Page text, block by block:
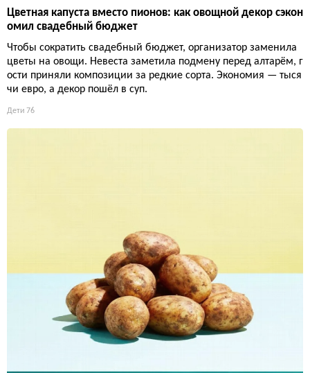
Цветная капуста вместо пионов: как овощной декор сэкон
омил свадебный бюджет
Чтобы сократить свадебный бюджет, организатор заменила
цветы на овощи. Невеста заметила подмену перед алтарём, г
ости приняли композиции за редкие сорта. Экономия — тыся
чи евро, а декор пошёл в суп.
Дети 76